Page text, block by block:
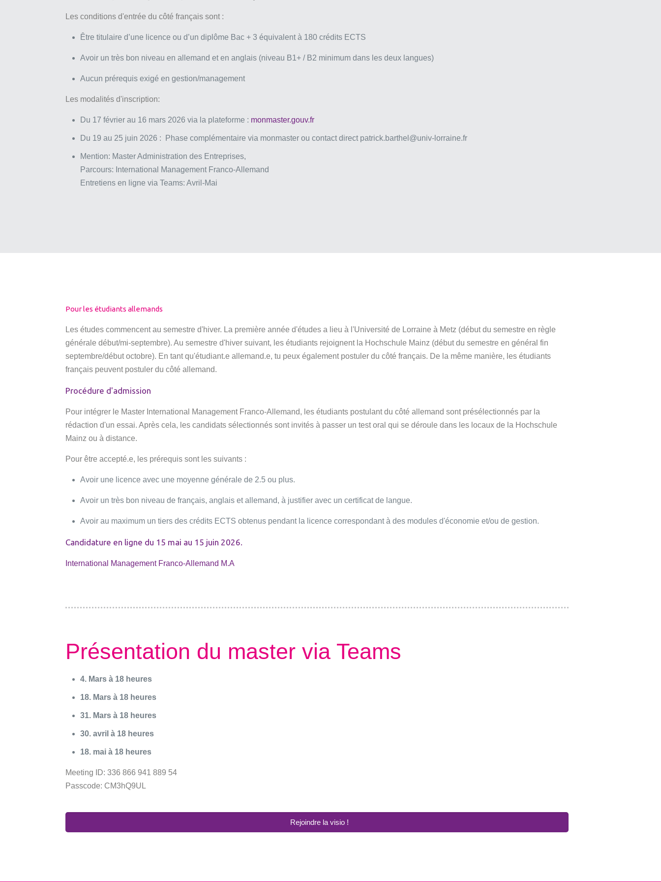
Les conditions d'entrée du côté français sont :
Être titulaire d’une licence ou d’un diplôme Bac + 3 équivalent à 180 crédits ECTS
Avoir un très bon niveau en allemand et en anglais (niveau B1+ / B2 minimum dans les deux langues)
Aucun prérequis exigé en gestion/management
Les modalités d'inscription:
Du 17 février au 16 mars 2026 via la plateforme : monmaster.gouv.fr
Du 19 au 25 juin 2026 : Phase complémentaire via monmaster ou contact direct patrick.barthel@univ-lorraine.fr
Mention: Master Administration des Entreprises,
Parcours: International Management Franco-Allemand
Entretiens en ligne via Teams: Avril-Mai
Pour les étudiants allemands
Les études commencent au semestre d'hiver. La première année d'études a lieu à l'Université de Lorraine à Metz (début du semestre en règle
générale début/mi-septembre). Au semestre d'hiver suivant, les étudiants rejoignent la Hochschule Mainz (début du semestre en général fin
septembre/début octobre). En tant qu'étudiant.e allemand.e, tu peux également postuler du côté français. De la même manière, les étudiants
français peuvent postuler du côté allemand.
Procédure d'admission
Pour intégrer le Master International Management Franco-Allemand, les étudiants postulant du côté allemand sont présélectionnés par la
rédaction d'un essai. Après cela, les candidats sélectionnés sont invités à passer un test oral qui se déroule dans les locaux de la Hochschule
Mainz ou à distance.
Pour être accepté.e, les prérequis sont les suivants :
Avoir une licence avec une moyenne générale de 2.5 ou plus.
Avoir un très bon niveau de français, anglais et allemand, à justifier avec un certificat de langue.
Avoir au maximum un tiers des crédits ECTS obtenus pendant la licence correspondant à des modules d'économie et/ou de gestion.
Candidature en ligne du 15 mai au 15 juin 2026.
International Management Franco-Allemand M.A
Présentation du master via Teams
4. Mars à 18 heures
18. Mars à 18 heures
31. Mars à 18 heures
30. avril à 18 heures
18. mai à 18 heures
Meeting ID: 336 866 941 889 54
Passcode: CM3hQ9UL
Rejoindre la visio !